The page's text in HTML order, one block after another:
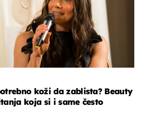
koži da zablista? Beauty
koja si i same često